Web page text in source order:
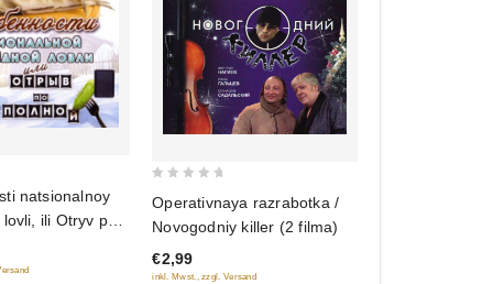
natsionalnoy
lovli, ili Otryv po
Osobennosti
1, 2)
out
of
5
Operativnaya razrabotka /
Novogodniy killer (2 filma)
€2,99
inkl. Mwst., zzgl. Versand